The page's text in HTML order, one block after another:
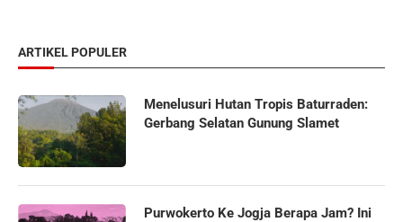
ARTIKEL POPULER
Menelusuri Hutan Tropis Baturraden:
Gerbang Selatan Gunung Slamet
Purwokerto Ke Jogja Berapa Jam? Ini